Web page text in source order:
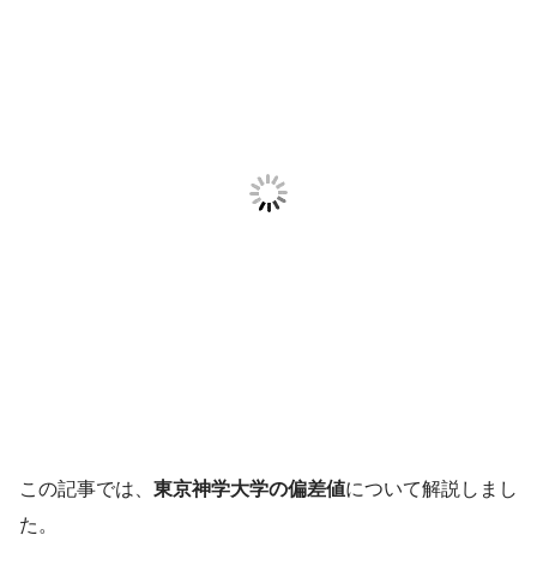
この記事では、 東京神学大学の偏差値について解説しまし
た。